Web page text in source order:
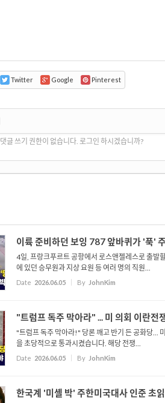
Twitter Google Pinterest
댓글 쓰기 권한이 없습니다. 로그인 하시겠습니까?
이륙 준비하던 보잉 787 앞바퀴가 '푹'
4일, 프랑크푸르트 공항에서 로스앤젤레스로 출발
에 있던 승무원과 지상 요원 등 여러 명의 직원...
Date 2026.06.05 By JohnKim
"트럼프 독주 막아라" ... 미 의회 이란전
"트럼프 독주 막아라!" 당론 깨고 반기 든 공화당...
을 초당적으로 통과시켰습니다. 해당 전쟁...
Date 2026.06.05 By JohnKim
한국계 '미셸 박' 주한미국대사 인준